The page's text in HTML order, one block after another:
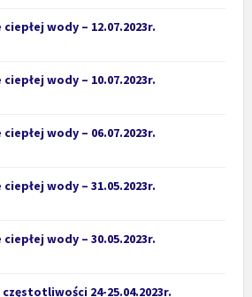
wody – 12.07.2023r.
wody – 10.07.2023r.
wody – 06.07.2023r.
wody – 31.05.2023r.
wody – 30.05.2023r.
24-25.04.2023r.